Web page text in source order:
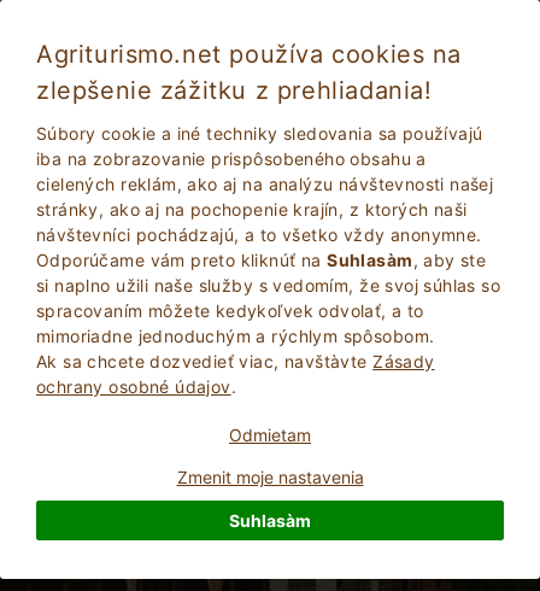
Agriturismo.net používa cookies na
zlepšenie zážitku z prehliadania!
Súbory cookie a iné techniky sledovania sa používajú
iba na zobrazovanie prispôsobeného obsahu a
cielených reklám, ako aj na analýzu návštevnosti našej
stránky, ako aj na pochopenie krajín, z ktorých naši
návštevníci pochádzajú, a to všetko vždy anonymne.
Odporúčame vám preto kliknúť naSuhlasàm, aby ste
si naplno užili naše služby s vedomím, že svoj súhlas so
spracovaním môžete kedykoľvek odvolať, a to
mimoriadne jednoduchým a rýchlym spôsobom.
Ak sa chcete dozvedieť viac, navštà­vteZásady
ochrany osobné údajov.
Odmietam
Zmenit moje nastavenia
Suhlasàm
Assemini 2041
Statok
Cagliari, assemini(Pozri mapu) 31 Počet lôžok
POžIADAJTE VLASTNíKA BOOK
7.6
Viac Informácií